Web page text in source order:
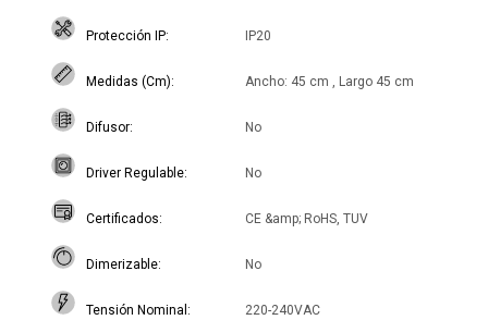
Protección IP IP20
Medidas (Cm) Ancho: 45 cm , Largo 45 cm
Difusor No
Driver Regulable No
Certificados CE &amp; RoHS, TUV
Dimerizable No
Tensión Nominal 220-240VAC